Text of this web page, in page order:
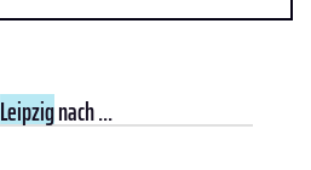
Leipzignach ...